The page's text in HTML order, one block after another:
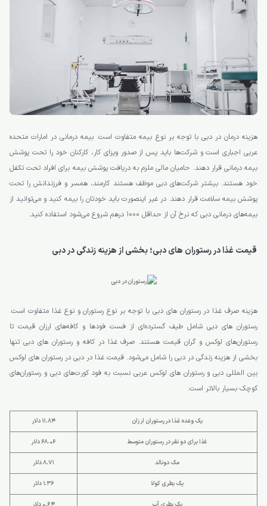
هزینه درمان در دبی با توجه بر نوع بیمه متفاوت است. بیمه درمانی در امارات متحده
عربی اجباری است و شرکت‌ها باید پس از صدور ویزای کار، کارکنان خود را تحت پوشش
بیمه درمانی قرار دهند. حامیان مالی ملزم به دریافت پوشش بیمه برای افراد تحت تکفل
خود هستند. بیشتر شرکت‌های دبی موظف هستند کارمند، همسر و فرزندانش را تحت
پوشش بیمه سلامت قرار دهند. در غیر اینصورت باید خودتان را بیمه کنید و می‌توانید از
بیمه‌های درمانی دبی که نرخ آن از حداقل ۱۰۰۰ درهم شروع می‌شود استفاده کنید.
قیمت غذا در رستوران های دبی؛ بخشی از هزینه زندگی در دبی
هزینه صرف غذا در رستوران های دبی با توجه بر نوع رستوران و نوع غذا متفاوت است.
رستوران های دبی شامل طیف گسترده‌ای از فست فودها و کافه‌های ارزان قیمت تا
رستوران‌های لوکس و گران قیمت هستند. صرف غذا در کافه و رستوران های دبی تنها
بخشی از هزینه زندگی در دبی را شامل می‌شود. قیمت غذا در دبی در رستوران های لوکس
بین المللی دبی و رستوران های لوکس عربی نسبت به فود کورت‌های دبی و رستوران‌های
کوچک بسیار بالاتر است.
یک وعده غذا در رستوران ارزان 11.84 دلار
غذا برای دو نفر در رستوران متوسط 68.06 دلار
مک دونالد 8.71 دلار
یک بطری کولا 1.36 دلار